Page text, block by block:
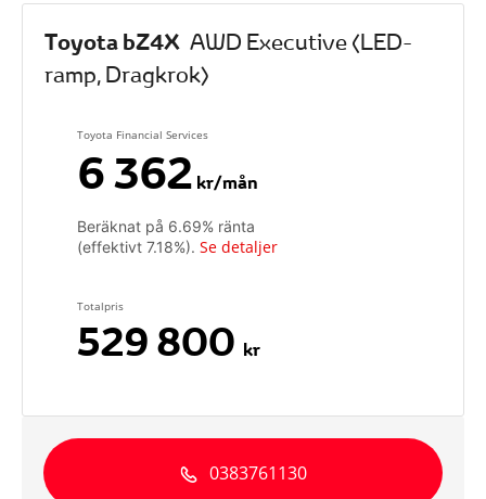
Toyota bZ4X AWD Executive (LED-
ramp, Dragkrok)
Toyota Financial Services
6 362 kr/mån
Beräknat på 6.69% ränta
(effektivt 7.18%). Se detaljer
Totalpris
529 800 kr
0383761130